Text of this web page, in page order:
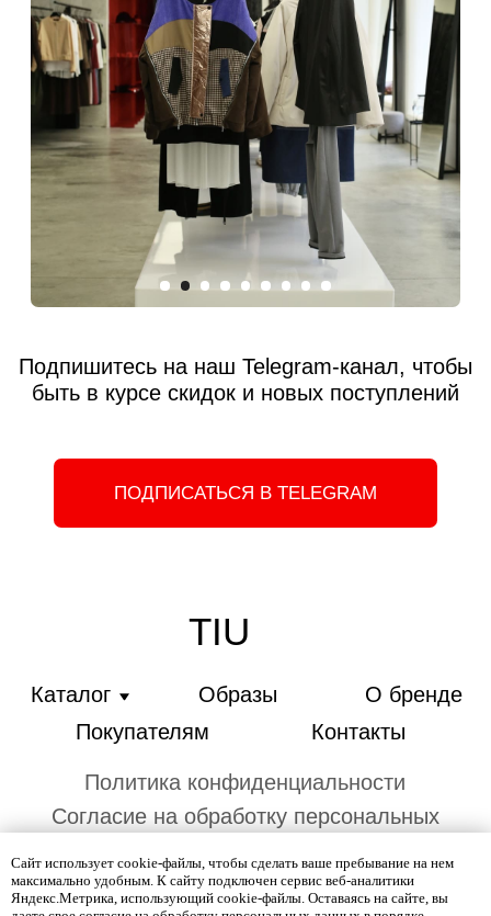
Сайт использует cookie-файлы, чтобы сделать ваше пребывание на нем
максимально удобным. К cайту подключен сервис веб-аналитики
Яндекс.Метрика, использующий cookie-файлы. Оставаясь на сайте, вы